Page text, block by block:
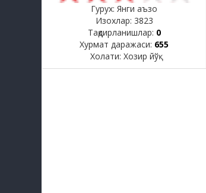
Гурух: Янги аъзо
Изохлар: 3823
Тақдирланишлар: 0
Хурмат даражаси: 655
Холати: Хозир йўқ